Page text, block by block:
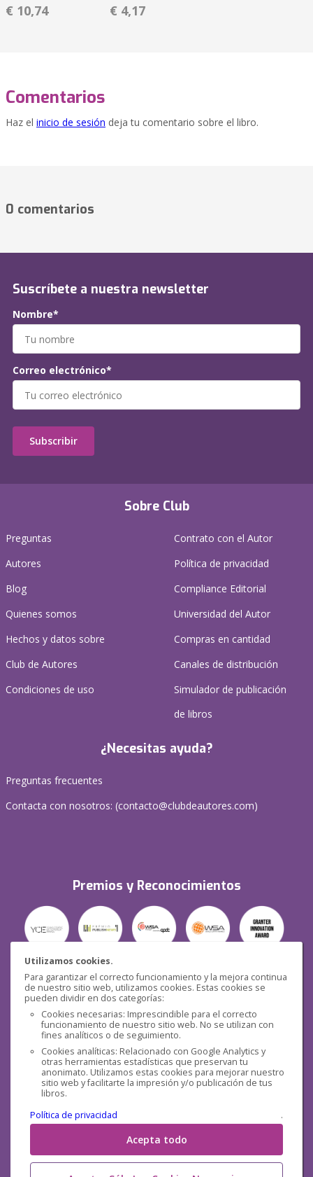
Utilizamos cookies.
Para garantizar el correcto funcionamiento y la mejora continua
de nuestro sitio web, utilizamos cookies. Estas cookies se
pueden dividir en dos categorías:
Cookies necesarias: Imprescindible para el correcto
funcionamiento de nuestro sitio web. No se utilizan con
fines analíticos o de seguimiento.
Cookies analíticas: Relacionado con Google Analytics y
otras herramientas estadísticas que preservan tu
anonimato. Utilizamos estas cookies para mejorar nuestro
sitio web y facilitarte la impresión y/o publicación de tus
libros.
Política de privacidad
.
Acepta todo
€ 10,74 € 4,17
Comentarios
Haz el inicio de sesión deja tu comentario sobre el libro.
0 comentarios
Sobre Club
Preguntas
Autores
Blog
Quienes somos
Hechos y datos sobre
Club de Autores
Condiciones de uso
Contrato con el Autor
Política de privacidad
Compliance Editorial
Universidad del Autor
Compras en cantidad
Canales de distribución
Simulador de publicación
de libros
¿Necesitas ayuda?
Preguntas frecuentes
Contacta con nosotros: (contacto@clubdeautores.com)
Premios y Reconocimientos
Seguridad
Redes sociales
Suscríbete a nuestra newsletter
Nombre*
Correo electrónico*
Subscribir